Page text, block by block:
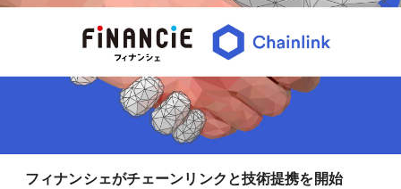
フィナンシェがチェーンリンクと技術提携を開始